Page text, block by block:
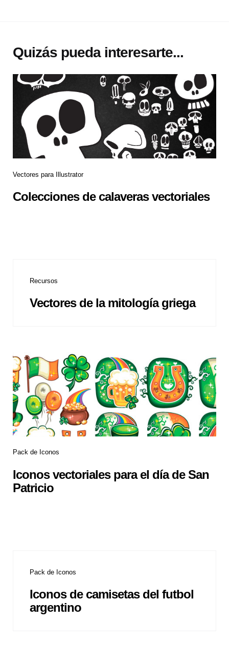
Quizás pueda interesarte...
Vectores para Illustrator
Colecciones de calaveras vectoriales
Recursos
Vectores de la mitología griega
Pack de Iconos
Iconos vectoriales para el día de San
Patricio
Pack de Iconos
Iconos de camisetas del futbol
argentino